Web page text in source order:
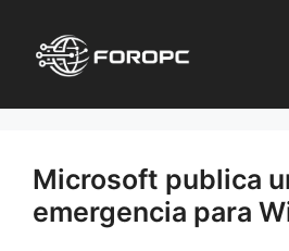
contenido
Microsoft publica
emergencia para